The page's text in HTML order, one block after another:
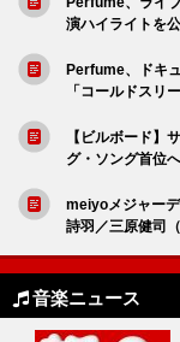
演ハイライトを
Perfume、ドキ
「コールドスリ
【ビルボード】
グ・ソング首位
meiyoメジャー
詩羽／三原健司
音楽ニュース